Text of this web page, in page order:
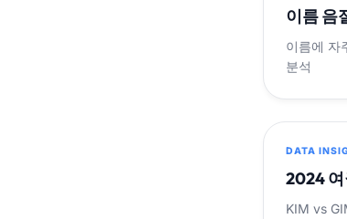
이름 음
이름에 자
분석
DATA
2024 여
KIM vs